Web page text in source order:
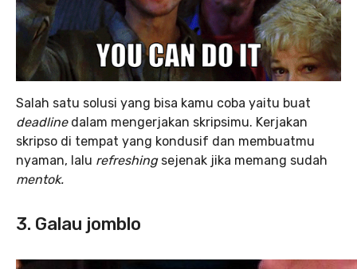
Salah satu solusi yang bisa kamu coba yaitu buat
deadlinedalam mengerjakan skripsimu. Kerjakan
skripso di tempat yang kondusif dan membuatmu
nyaman, lalu refreshing sejenak jika memang sudah
mentok.
3. Galau jomblo